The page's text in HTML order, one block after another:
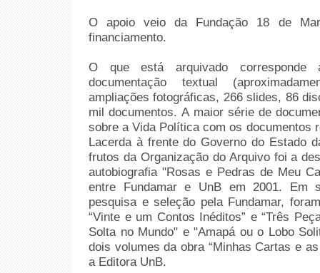
O apoio veio da Fundação 18 de
financiamento.
O que está arquivado
documentação textual
ampliações fotográficas, 266 slides, 86
mil documentos. A maior série de
sobre a Vida Política com os documentos
Lacerda à frente do Governo do Estado
frutos da Organização do Arquivo foi a
autobiografia "Rosas e Pedras de Meu
entre Fundamar e UnB em 2001. Em
pesquisa e seleção pela Fundamar,
“Vinte e um Contos Inéditos” e “Três
Solta no Mundo" e "Amapá ou o Lobo
dois volumes da obra “Minhas Cartas e
a Editora UnB.